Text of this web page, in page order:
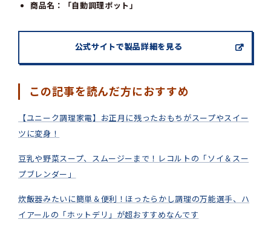
商品名：「自動調理ポット」
公式サイトで製品詳細を見る
この記事を読んだ方におすすめ
【ユニーク調理家電】お正月に残ったおもちがスープやスイー
ツに変身！
豆乳や野菜スープ、スムージーまで！レコルトの「ソイ＆スー
プブレンダー」
炊飯器みたいに簡単＆便利！ほったらかし調理の万能選手、ハ
イアールの「ホットデリ」が超おすすめなんです